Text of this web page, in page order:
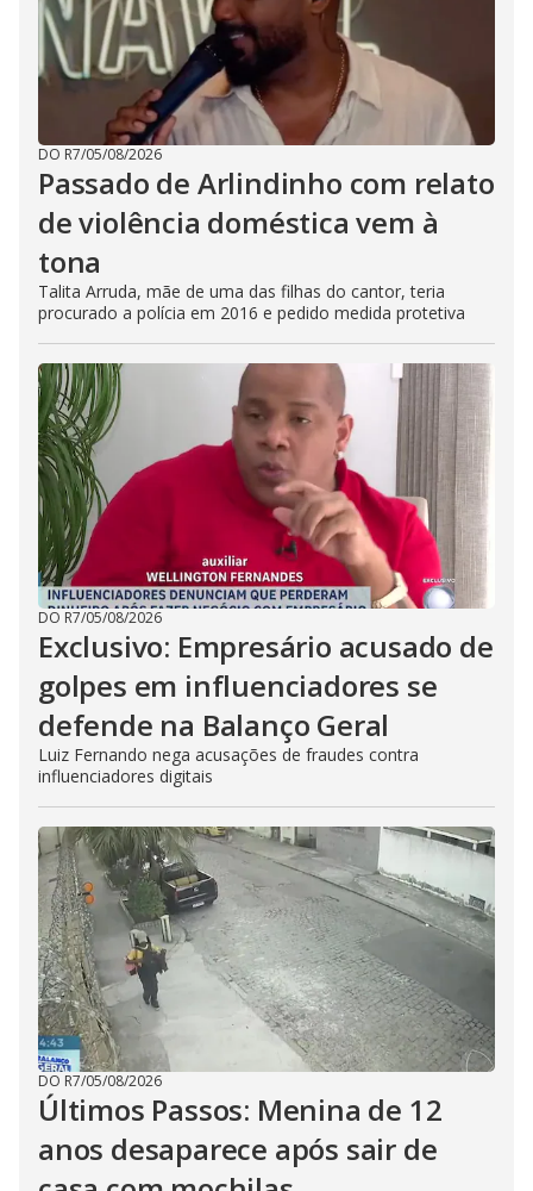
DO R7/05/08/2026
Passado de Arlindinho com relato
de violência doméstica vem à
tona
Talita Arruda, mãe de uma das filhas do cantor, teria
procurado a polícia em 2016 e pedido medida protetiva
DO R7/05/08/2026
Exclusivo: Empresário acusado de
golpes em influenciadores se
defende na Balanço Geral
Luiz Fernando nega acusações de fraudes contra
influenciadores digitais
DO R7/05/08/2026
Últimos Passos: Menina de 12
anos desaparece após sair de